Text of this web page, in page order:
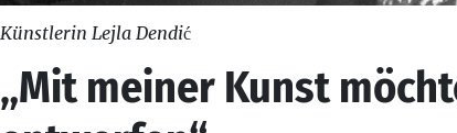
Künstlerin Lejla Dendić
„Mit meiner Kunst